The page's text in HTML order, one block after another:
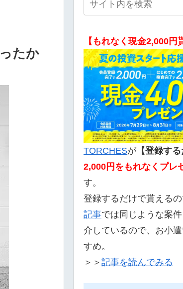
たか
【もれなく現金2,000円
TORCHESが 【登録す
2,000 円をもれなくプレ
す。
登録するだけで貰えるの
記事では同じような案
介しているので、お小
すめ。
＞＞ 記事を読んでみる